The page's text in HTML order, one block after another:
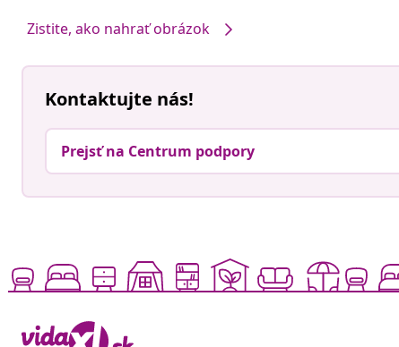
Zistite, ako nahrať obrázok
Kontaktujte nás!
Prejsť na Centrum podpory